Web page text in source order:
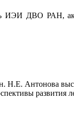
ИЭИ ДВО РАН,
Антонова
развития